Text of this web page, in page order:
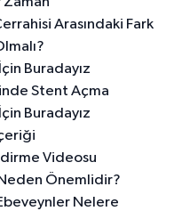
Arasındaki Fark
Buradayız
Stent Açma
Buradayız
Videosu
Önemlidir?
Nelere